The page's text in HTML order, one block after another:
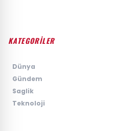
KATEGORİLER
Dünya
Gündem
Saglik
Teknoloji